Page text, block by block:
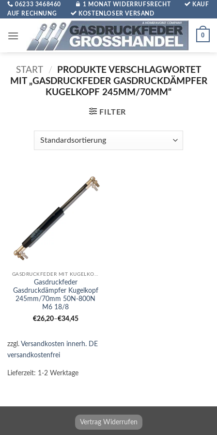
Zum
Inhalt
06233 3468460 1 MONAT WIDERRUFSRECHT
KAUF
AUF RECHNUNG
KOSTENLOSER VERSAND
0
START /
PRODUKTE VERSCHLAGWORTET
MIT „GASDRUCKFEDER GASDRUCKDÄMPFER
KUGELKOPF 245MM/70MM“
FILTER
GASDRUCKFEDER MIT KUGELKOPF
Gasdruckfeder
Gasdruckdämpfer Kugelkopf
245mm/70mm 50N-800N
M6 18/8
€26,20–€34,45
zzgl. Versandkosten innerh. DE
versandkostenfrei
Lieferzeit: 1-2 Werktage
Vertrag Widerrufen